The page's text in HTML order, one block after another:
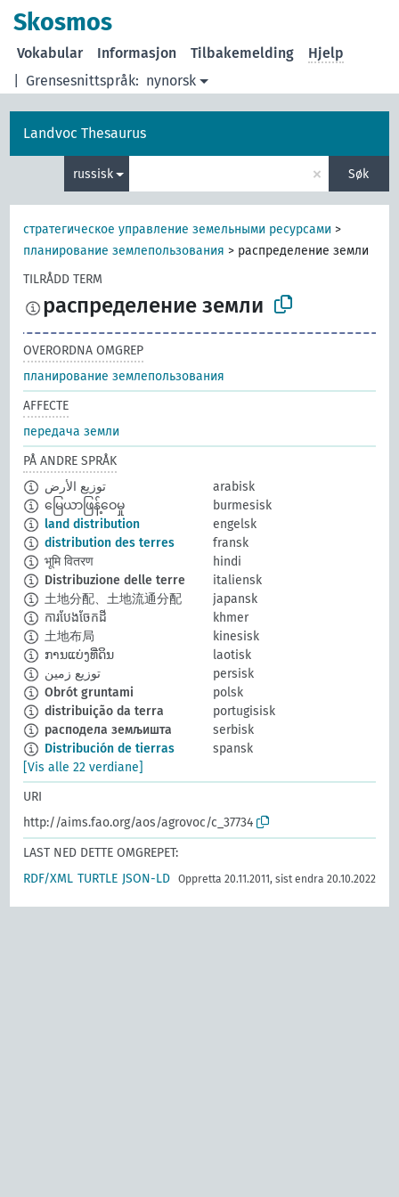
Skosmos
Grensesnittspråk: nynorsk
Vokabular Informasjon Tilbakemelding Hjelp
Landvoc Thesaurus
russisk × Søk
стратегическое управление земельными ресурсами >
планирование землепользования > распределение земли
TILRÅDD TERM
распределение земли
OVERORDNA OMGREP
планирование землепользования
AFFECTE
передача земли
PÅ ANDRE SPRÅK
توزيع الأرض
arabisk
မြေယာဖြန့်ဝေမှု
burmesisk
land distribution
engelsk
distribution des terres
fransk
भूमि वितरण
hindi
Distribuzione delle terre
italiensk
土地分配、土地流通分配
japansk
ការបែងចែកដី
khmer
土地布局
kinesisk
ການແບ່ງທີ່ດິນ
laotisk
توزيع زمين
persisk
Obrót gruntami
polsk
distribuição da terra
portugisisk
расподела земљишта
serbisk
Distribución de tierras
spansk
[Vis alle 22 verdiane]
URI
http://aims.fao.org/aos/agrovoc/c_37734
LAST NED DETTE OMGREPET:
RDF/XML TURTLE JSON-LD Oppretta 20.11.2011, sist endra 20.10.2022